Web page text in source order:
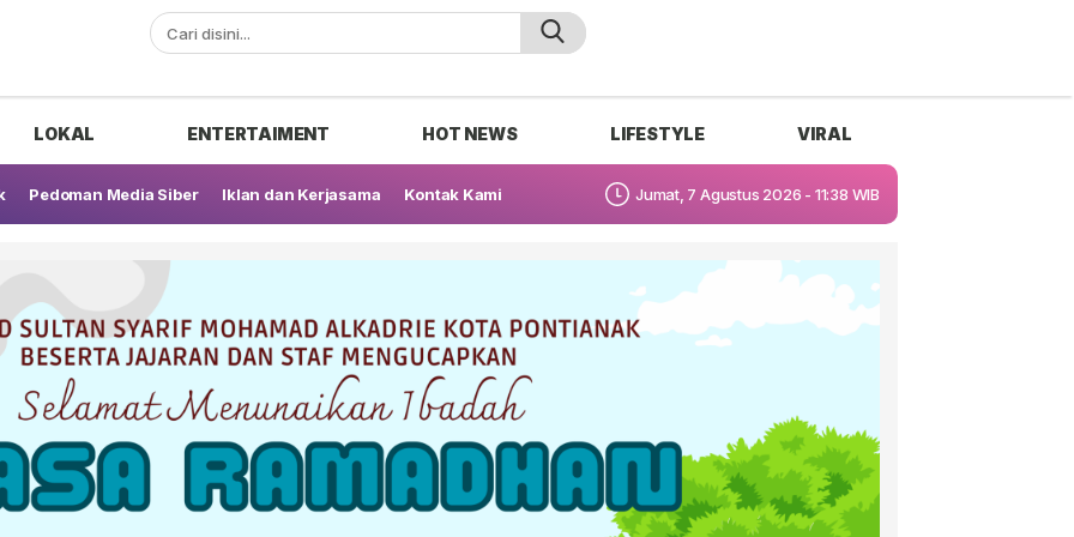
LOKAL ENTERTAIMENT HOT NEWS LIFESTYLE VIRAL
Pedoman Media Siber Iklan dan Kerjasama Kontak Kami Jumat, 7 Agustus 2026 - 11:38 WIB